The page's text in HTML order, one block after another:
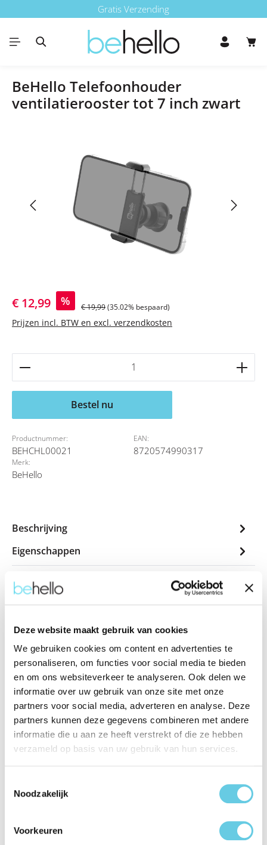
Deze website maakt gebruik van cookies
We gebruiken cookies om content en advertenties te
personaliseren, om functies voor social media te bieden
en om ons websiteverkeer te analyseren. Ook delen we
informatie over uw gebruik van onze site met onze
partners voor social media, adverteren en analyse. Deze
partners kunnen deze gegevens combineren met andere
informatie die u aan ze heeft verstrekt of die ze hebben
verzameld op basis van uw gebruik van hun services.
Noodzakelijk
Voorkeuren
Ga naar de hoofdinhoudGratis Verzending
BeHello Telefoonhouder
ventilatierooster tot 7 inch zwart
Verkoopprijs:
€ 12,99 % Normale prijs:
€ 19,99(35.02% bespaard)
Prijzen incl. BTW en excl. verzendkosten
Producthoeveelheid: Voer de gewenste
Bestel nu
Productnummer:
BEHCHL00021
EAN:
8720574990317
Merk:
BeHello
Beschrijving
Eigenschappen
Productinformatie "BeHello
Telefoonhouder ventilatierooster tot 7
Met de BeHello Telefoonhouder blijft je telefoon stevig op
zijn plek tijdens het rijden. Je bevestigt de houder eenvoudig
aan het ventilatierooster van je auto, en dankzij de rubberen
afwerking zit je smartphone veilig en krasvrij vast.
Deze houder is geschikt voor toestellen tot 7 inch en is
ideaal om te navigeren of handsfree te bellen. Praktisch,
compact en gebruiksvriendelijk – de perfecte accessoire voor
onderweg!
Stevige grip: Houdt je telefoon veilig op zijn plek, zelfs
op hobbelige wegen
ventilatierooster
Geschikt voor smartphones tot 7 inch: Universeel en